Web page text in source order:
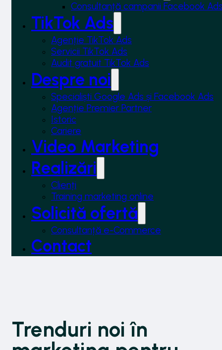
Consultanță campanii Facebook
TikTok Ads
Agenție TikTok Ads
Servicii TikTok Ads
Audit gratuit TikTok Ads
Despre noi
Specialiști Google Ads și Facebook Ads
Agenție Premier Partner
Istoric
Cariere
Video Marketing
Realizări
Clienți
Training marketing online
Solicită ofertă
Consultanță e-Commerce
Contact
Trenduri noi în